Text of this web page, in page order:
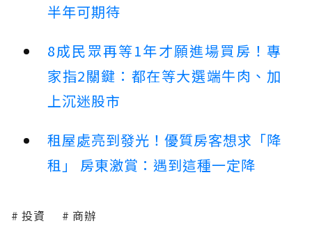
半年可期待
8成民眾再等1年才願進場買房！專
家指2關鍵：都在等大選端牛肉、加
上沉迷股市
租屋處亮到發光！優質房客想求「降
租」 房東激賞：遇到這種一定降
投資 商辦